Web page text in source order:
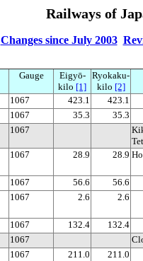
Railways of
Changes since July 2003
Gauge
Eigyō-
kilo [1]
Ryokaku-
kilo [2]
1067 423.1
423.1
1067 35.3
35.3
1067
1067 28.9 28.9
1067 56.6
56.6
1067 2.6 2.6
1067 132.4
132.4
1067
1067 211.0
211.0